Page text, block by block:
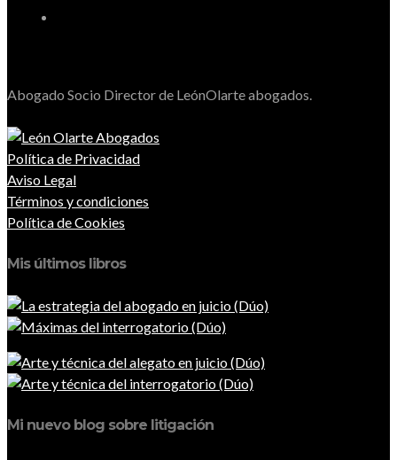
Abogado Socio Director de LeónOlarte abogados.
Política de Privacidad
Aviso Legal
Términos y condiciones
Política de Cookies
Mis últimos libros
Mi nuevo blog sobre litigación